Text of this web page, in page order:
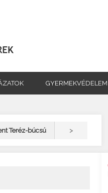
GYERMEKVÉDELEM
Teréz-búcsú >